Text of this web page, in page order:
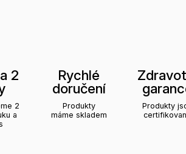
2
2
a
Rychlé
doručení
Produkty
máme skladem
Produkty